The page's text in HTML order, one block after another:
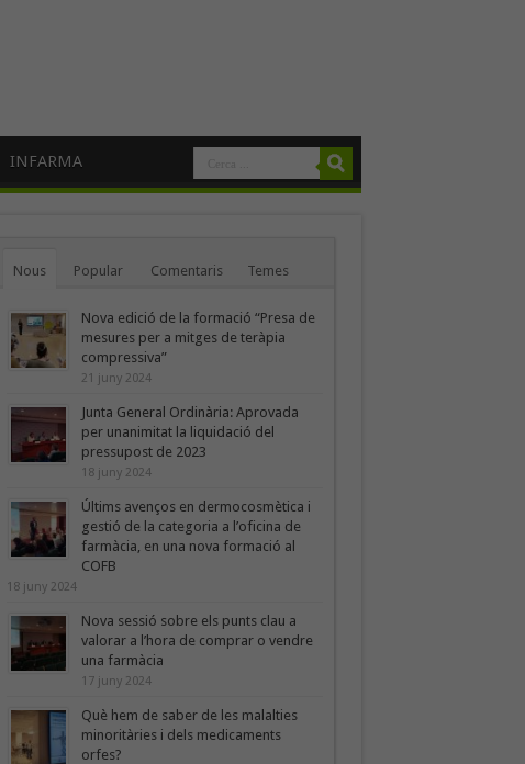
INFARMA
Nous Popular Comentaris Temes
Nova edició de la formació “Presa de
mesures per a mitges de teràpia
compressiva”
21 juny 2024
Junta General Ordinària: Aprovada
per unanimitat la liquidació del
pressupost de 2023
18 juny 2024
Últims avenços en dermocosmètica i
gestió de la categoria a l’oficina de
farmàcia, en una nova formació al
COFB
18 juny 2024
Nova sessió sobre els punts clau a
valorar a l’hora de comprar o vendre
una farmàcia
17 juny 2024
Què hem de saber de les malalties
minoritàries i dels medicaments
orfes?